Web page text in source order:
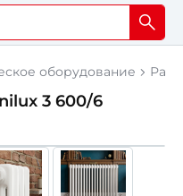
оборудование
3 600/6